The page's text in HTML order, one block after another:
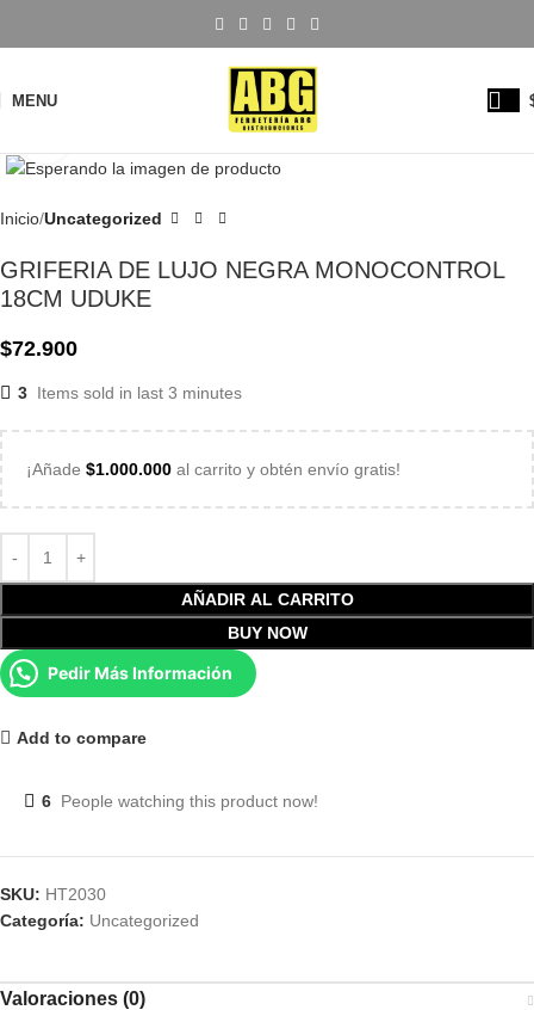
MENU
Inicio Uncategorized
GRIFERIA DE LUJO NEGRA MONOCONTROL
18CM UDUKE
$72.900
3 Items sold in last 3 minutes
¡Añade $1.000.000 al carrito y obtén envío gratis!
AÑADIR AL CARRITO
BUY NOW
Pedir Más Información
Add to compare
6 People watching this product now!
SKU: HT2030
Categoría: Uncategorized
Valoraciones (0)